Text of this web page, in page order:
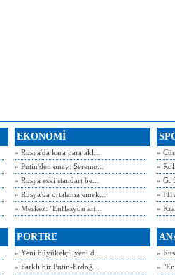
EKONOMİ
» Rusya'da kara para akl...
» Putin'den onay: Şereme...
» Rusya eski standart be...
» Rusya'da ortalama emek...
» Merkez: "Enflasyon art...
»
»
» G.
»
»
PORTRE
» Yeni büyükelçi, yeni d...
» Farklı bir Putin-Erdoğ...
»
»